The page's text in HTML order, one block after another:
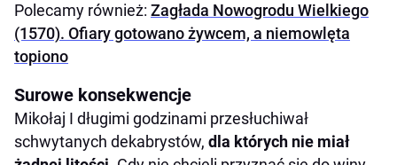
Polecamy również: Zagłada Nowogrodu Wielkiego
(1570). Ofiary gotowano żywcem, a niemowlęta
topiono
Surowe konsekwencje
Mikołaj I długimi godzinami przesłuchiwał
schwytanych dekabrystów, dla których nie miał